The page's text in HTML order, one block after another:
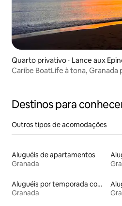
Quarto privativo ⋅ Lance aux
Caribe BoatLife à tona, Granada
Destinos para
Outros tipos de acomodações
Aluguéis de apartamentos
Granada
Aluguéis por temporada com acesso ao lago
Granada